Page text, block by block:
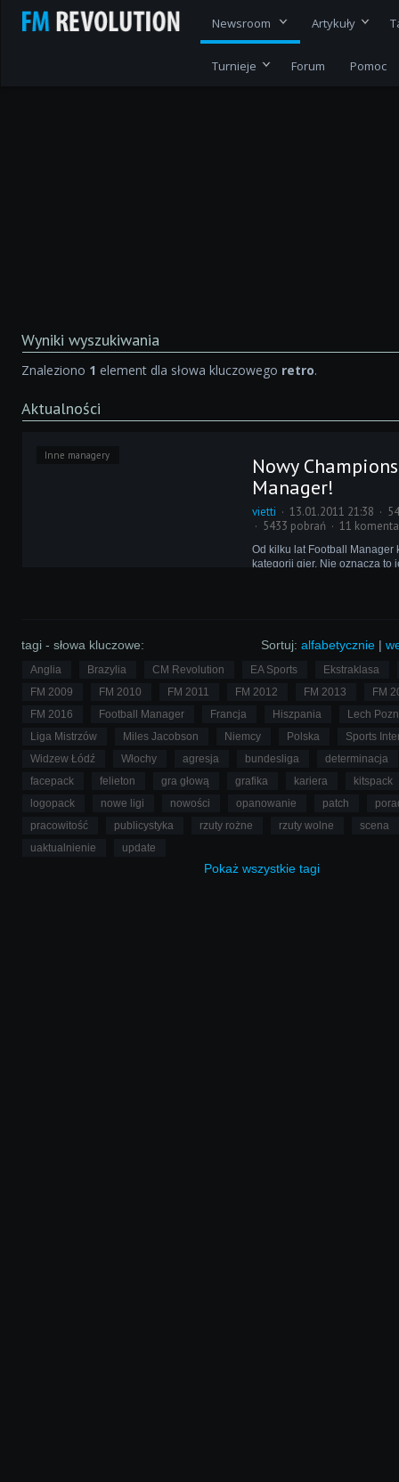
Newsroom Artykuły
Turnieje Forum Pomoc
Wyniki wyszukiwania
Znaleziono 1 element dla słowa kluczowego retro.
Aktualności
Inne managery
Nowy
Manager!
vietti 13.01.2011 21:38
5433 pobrań
11
Od kilku lat Football Manager
kategorii gier. Nie oznacza to
Sortuj: alfabetycznie |
tagi - słowa kluczowe:
Anglia Brazylia CM Revolution EA Sports
Ekstraklasa
FM 2009
FM 2010 FM 2011 FM 2012 FM 2013
FM
FM 2016
Football Manager Francja Hiszpania
Lech
Liga Mistrzów
Miles Jacobson Niemcy Polska
Sports
Widzew Łódź
Włochy agresja bundesliga
determinacja
facepack
felieton gra głową grafika kariera
kitspack
logopack
nowe ligi nowości opanowanie patch
pracowitość
publicystyka rzuty rożne rzuty wolne
scena
uaktualnienie
update
Pokaż wszystkie tagi